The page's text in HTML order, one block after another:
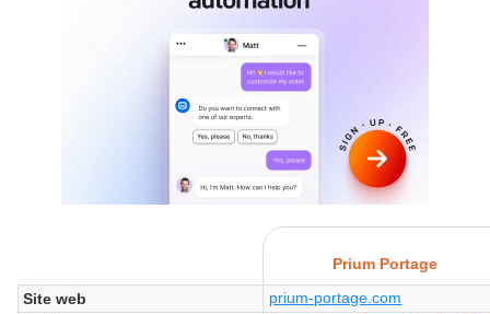
Prium Portage
Site web
prium-portage.com